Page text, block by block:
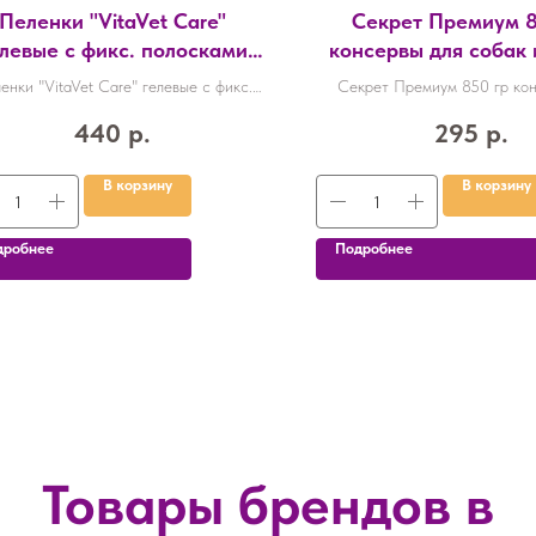
Пеленки "VitaVet Care"
с фикс. полосками
60*60 12 шт/уп
"VitaVet Care" гелевые с фикс.
440 р.
В корзину
Секрет Премиум
консервы для собак
12шт/уп
Секрет Премиум 850 гр
295 р.
В корзину
Подробнее
Товары брендов в